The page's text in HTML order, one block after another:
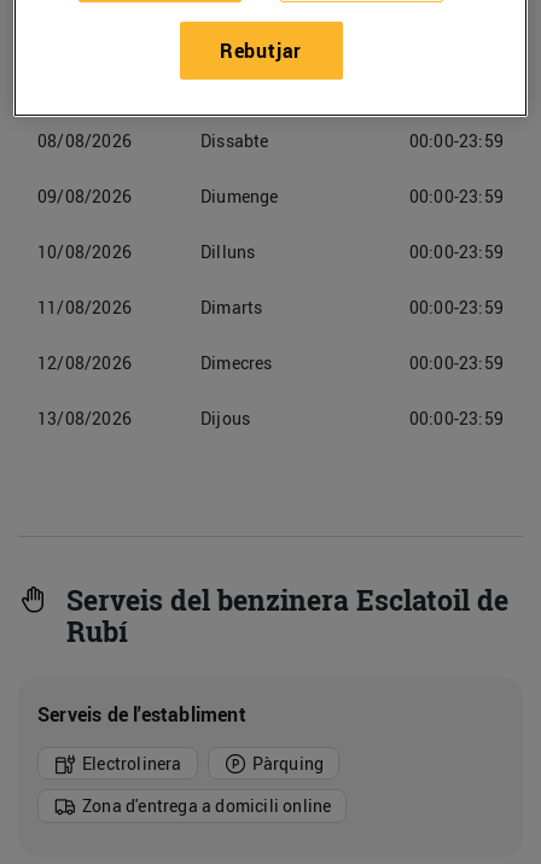
Dijous
Divendres
08/08/2026 Dissabte 00:00-23:59
09/08/2026 Diumenge 00:00-23:59
10/08/2026 Dilluns 00:00-23:59
11/08/2026 Dimarts 00:00-23:59
12/08/2026 Dimecres 00:00-23:59
13/08/2026 Dijous 00:00-23:59
Serveis del benzinera Esclatoil de
Rubí
Serveis de l'establiment
Electrolinera
Pàrquing
Zona d'entrega a domicili online
Rebutjar